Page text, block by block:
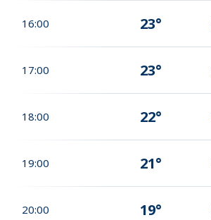
16:00 23°
17:00 23°
18:00 22°
19:00 21°
20:00 19°